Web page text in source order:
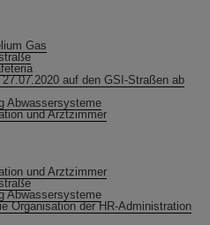
Gas
auf den GSI-Straßen ab
Abwassersysteme
und Arztzimmer
und Arztzimmer
Abwassersysteme
Organisation der HR-Administration